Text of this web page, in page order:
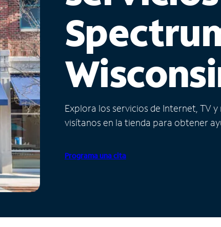
Explora los servicios de Internet, TV
visítanos en la tienda para obtener
Programa una cita